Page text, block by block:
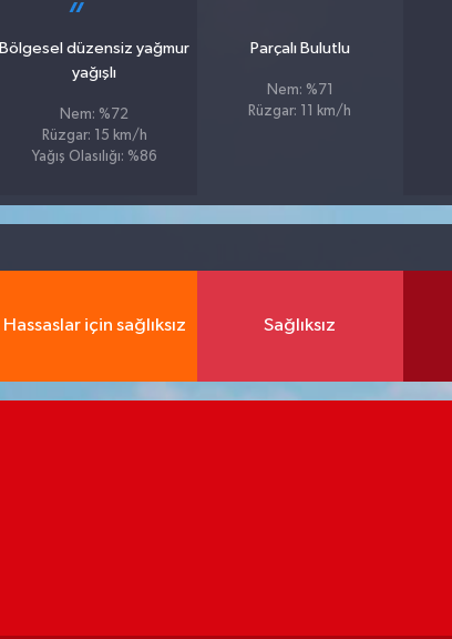
Bölgesel düzensiz yağmur
yağışlı
Nem: %72
Rüzgar: 15 km/h
Yağış Olasılığı: %86
Parçalı Bulutlu
Nem: %71
Rüzgar: 11 km/h
Hassaslar için sağlıksız Sağlıksız